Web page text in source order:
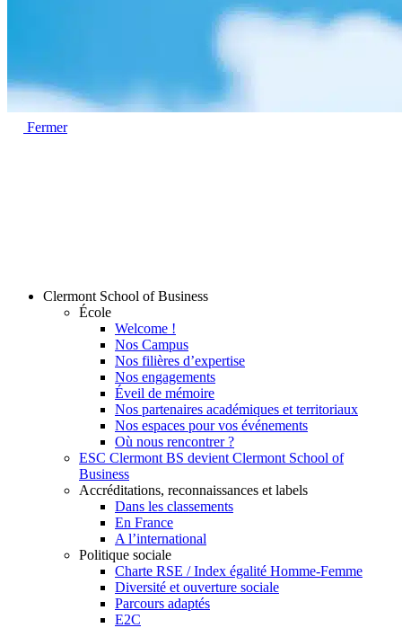
Fermer
Clermont School of Business
École
Welcome !
Nos Campus
Nos filières d’expertise
Nos engagements
Éveil de mémoire
Nos partenaires académiques et territoriaux
Nos espaces pour vos événements
Où nous rencontrer ?
ESC Clermont BS devient Clermont School of
Business
Accréditations, reconnaissances et labels
Dans les classements
En France
A l’international
Politique sociale
Charte RSE / Index égalité Homme-Femme
Diversité et ouverture sociale
Parcours adaptés
E2C